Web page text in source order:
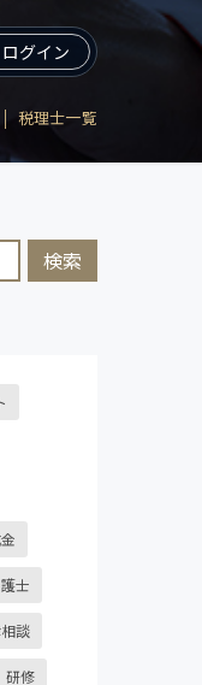
ログイン
税理士一覧
検索
士
談
研修